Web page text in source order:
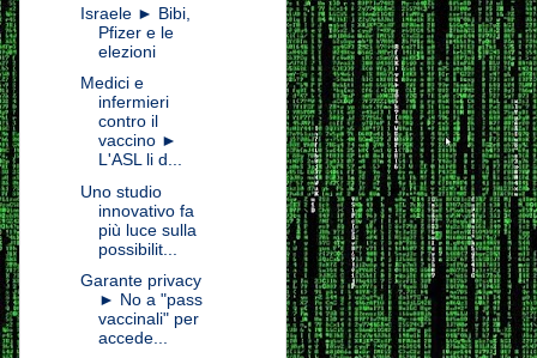
Israele ► Bibi,
Pfizer e le
elezioni
Medici e
infermieri
contro il
vaccino ►
L'ASL li d...
Uno studio
innovativo fa
più luce sulla
possibilit...
Garante privacy
► No a "pass
vaccinali" per
accede...